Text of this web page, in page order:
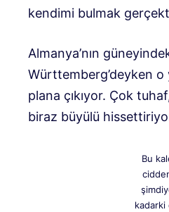
kendimi bulmak
Almanya’nın
Württemberg’deyken o
plana çıkıyor. Çok
biraz büyülü
Bu
kadarki